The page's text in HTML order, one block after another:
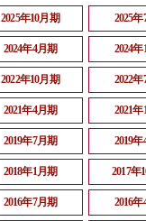
2025年10月期 2025
2024年4月期 2024
2022年10月期 2022
2021年4月期 2021
2019年7月期 2019
2018年1月期 2017年
2016年7月期 2016